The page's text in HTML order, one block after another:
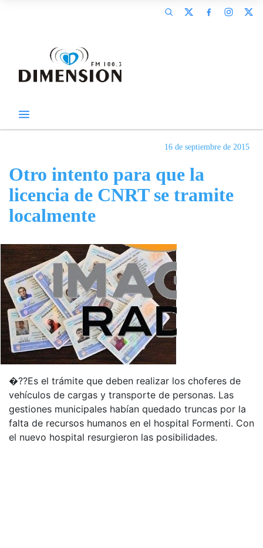
16 de septiembre de 2015
Otro intento para que la
licencia de CNRT se tramite
localmente
�??Es el trámite que deben realizar los choferes de
vehículos de cargas y transporte de personas. Las
gestiones municipales habían quedado truncas por la
falta de recursos humanos en el hospital Formenti. Con
el nuevo hospital resurgieron las posibilidades.